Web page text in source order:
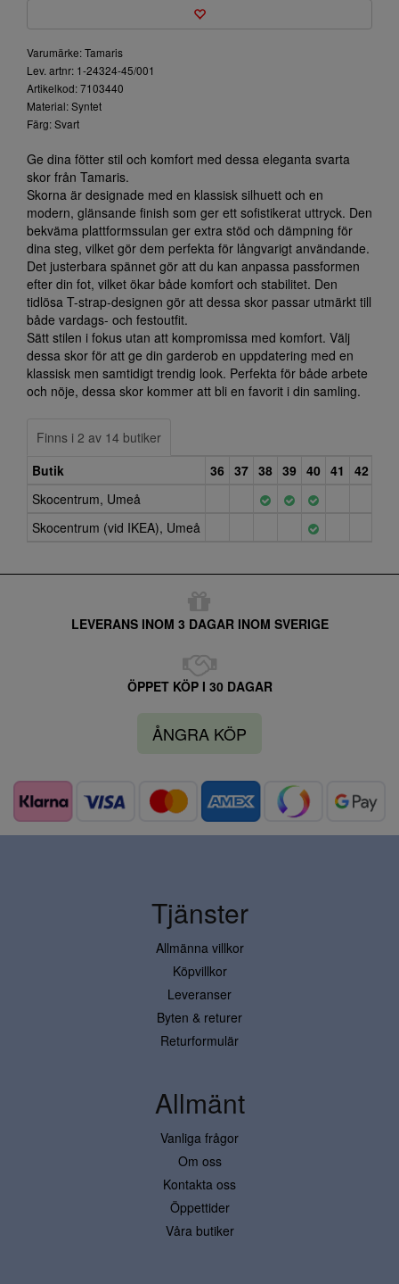
Varumärke: Tamaris
Lev. artnr: 1-24324-45/001
Artikelkod: 7103440
Material: Syntet
Färg: Svart
Ge dina fötter stil och komfort med dessa eleganta svarta
skor från Tamaris.
Skorna är designade med en klassisk silhuett och en
modern, glänsande finish som ger ett sofistikerat uttryck. Den
bekväma plattformssulan ger extra stöd och dämpning för
dina steg, vilket gör dem perfekta för långvarigt användande.
Det justerbara spännet gör att du kan anpassa passformen
efter din fot, vilket ökar både komfort och stabilitet. Den
tidlösa T-strap-designen gör att dessa skor passar utmärkt till
både vardags- och festoutfit.
Sätt stilen i fokus utan att kompromissa med komfort. Välj
dessa skor för att ge din garderob en uppdatering med en
klassisk men samtidigt trendig look. Perfekta för både arbete
och nöje, dessa skor kommer att bli en favorit i din samling.
Finns i 2 av 14 butiker
Butik
36 37 38 39 40 41
42
Skocentrum, Umeå
Skocentrum (vid IKEA), Umeå
LEVERANS INOM 3 DAGAR INOM SVERIGE
ÖPPET KÖP I 30 DAGAR
ÅNGRA KÖP
Tjänster
Allmänna villkor
Köpvillkor
Leveranser
Byten & returer
Returformulär
Allmänt
Vanliga frågor
Om oss
Kontakta oss
Öppettider
Våra butiker